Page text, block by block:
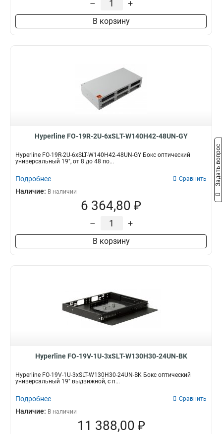
– +
В корзину
Hyperline FO-19R-2U-6xSLT-W140H42-48UN-GY
Hyperline FO-19R-2U-6xSLT-W140H42-48UN-GY Бокс оптический
универсальный 19", от 8 до 48 по...
Подробнее Сравнить
Наличие: В наличии
6 364,80 ₽
– +
В корзину
Hyperline FO-19V-1U-3xSLT-W130H30-24UN-BK
Hyperline FO-19V-1U-3xSLT-W130H30-24UN-BK Бокс оптический
универсальный 19" выдвижной, с п...
Подробнее Сравнить
Наличие: В наличии
11 388,00 ₽
Задать вопрос